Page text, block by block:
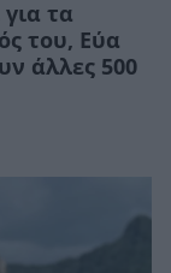
τα
του, Εύα
άλλες 500